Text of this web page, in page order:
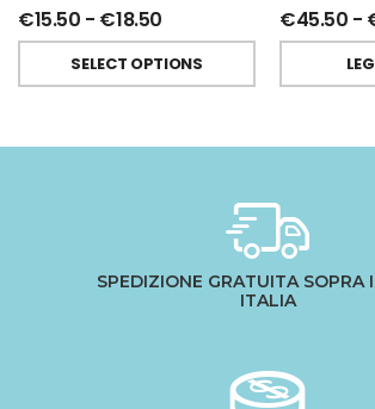
€15.50 - €18.50
SELECT OPTIONS
€45.50 -
SPEDIZIONE GRATUITA SOPRA I
ITALIA